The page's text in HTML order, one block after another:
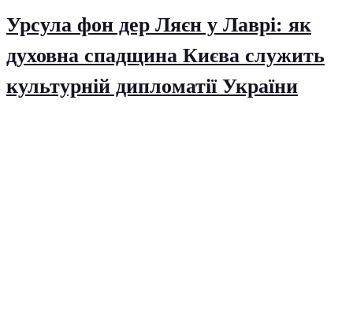
Урсула фон дер Ляєн у Лаврі: як
духовна спадщина Києва служить
культурній дипломатії України